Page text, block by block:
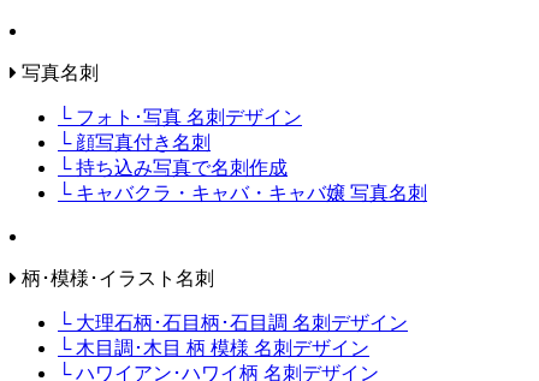
写真名刺
└ フォト･写真 名刺デザイン
└ 顔写真付き名刺
└ 持ち込み写真で名刺作成
└ キャバクラ・キャバ・キャバ嬢 写真名刺
柄･模様･イラスト名刺
└ 大理石柄･石目柄･石目調 名刺デザイン
└ 木目調･木目 柄 模様 名刺デザイン
└ ハワイアン･ハワイ柄 名刺デザイン